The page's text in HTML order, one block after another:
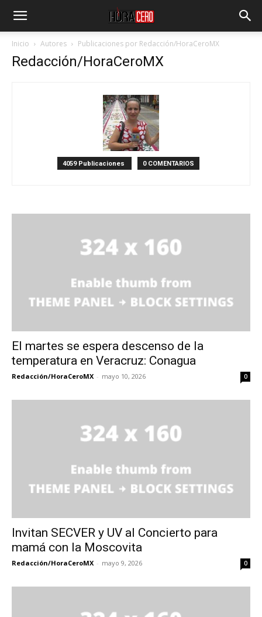
Inicio Autores Publicaciones por Redacción/HoraCeroMX
Redacción/HoraCeroMX
4059 Publicaciones 0 COMENTARIOS
El martes se espera descenso de la
temperatura en Veracruz: Conagua
Redacción/HoraCeroMX - mayo 10, 2026 0
Invitan SECVER y UV al Concierto para
mamá con la Moscovita
Redacción/HoraCeroMX - mayo 9, 2026 0